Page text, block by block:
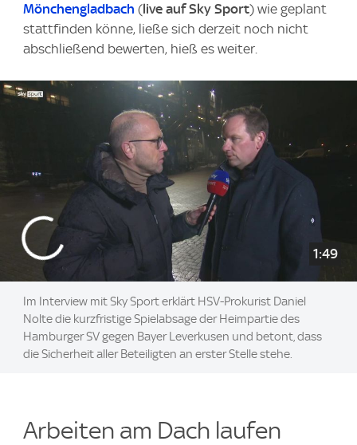
Mönchengladbach (live auf Sky Sport) wie geplant
stattfinden könne, ließe sich derzeit noch nicht
abschließend bewerten, hieß es weiter.
1:49
Im Interview mit Sky Sport erklärt HSV-Prokurist Daniel
Nolte die kurzfristige Spielabsage der Heimpartie des
Hamburger SV gegen Bayer Leverkusen und betont, dass
die Sicherheit aller Beteiligten an erster Stelle stehe.
Arbeiten am Dach laufen